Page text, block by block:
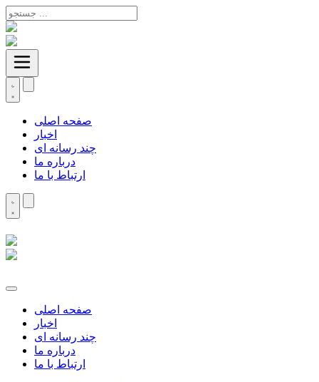
صفحه اصلی
اخبار
چند رسانه ای
درباره ما
ارتباط با ما
صفحه اصلی
اخبار
چند رسانه ای
درباره ما
ارتباط با ما